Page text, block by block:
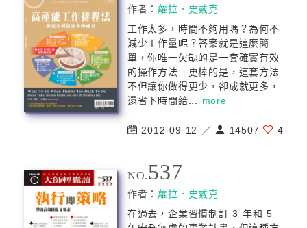
作者：蘿拉．史戴克
工作太多，時間不夠用嗎？為何不
減少工作量呢？答案就是這麼簡
單，你唯一欠缺的是一套確實有效
的操作方法。更棒的是，這套方法
不但讓你做得更少，卻成就更多，
還省下時間給... more
2012-09-12 ／ 14507 4
NO. 537
作者：蘿拉．史戴克
在過去，企業習慣制訂 3 年和 5